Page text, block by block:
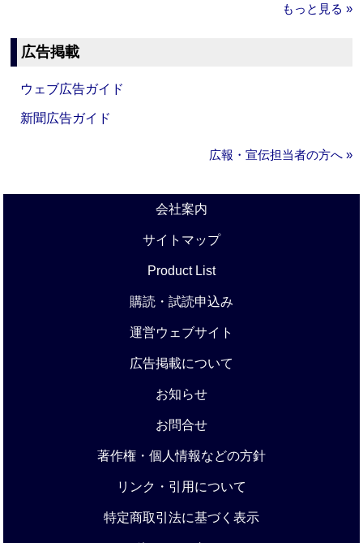
もっと見る »
広告掲載
ウェブ広告ガイド
新聞広告ガイド
広報・宣伝担当者の方へ »
会社案内
サイトマップ
Product List
購読・試読申込み
運営ウェブサイト
広告掲載について
お知らせ
お問合せ
著作権・個人情報などの方針
リンク・引用について
特定商取引法に基づく表示